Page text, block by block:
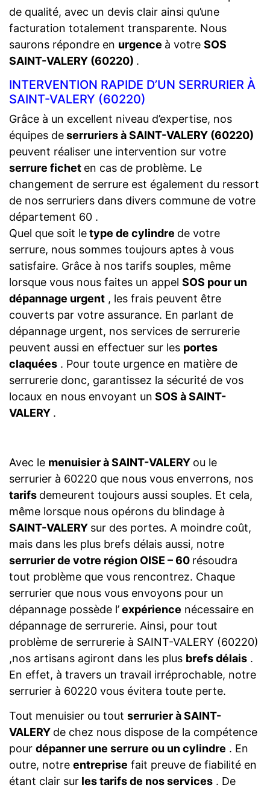
de qualité, avec un devis clair ainsi qu’une
facturation totalement transparente. Nous
saurons répondre en urgence à votre SOS
SAINT-VALERY (60220) .
INTERVENTION RAPIDE D’UN SERRURIER À
SAINT-VALERY (60220)
Grâce à un excellent niveau d’expertise, nos
équipes deserruriers à SAINT-VALERY (60220)
peuvent réaliser une intervention sur votre
serrure fichet en cas de problème. Le
changement de serrure est également du ressort
de nos serruriers dans divers commune de votre
département 60 .
Quel que soit letype de cylindre de votre
serrure, nous sommes toujours aptes à vous
satisfaire. Grâce à nos tarifs souples, même
lorsque vous nous faites un appel SOS pour un
dépannage urgent , les frais peuvent être
couverts par votre assurance. En parlant de
dépannage urgent, nos services de serrurerie
peuvent aussi en effectuer sur les portes
claquées . Pour toute urgence en matière de
serrurerie donc, garantissez la sécurité de vos
locaux en nous envoyant un SOS à SAINT-
VALERY .
Avec le menuisier à SAINT-VALERY ou le
serrurier à 60220 que nous vous enverrons, nos
tarifs demeurent toujours aussi souples. Et cela,
même lorsque nous opérons du blindage à
SAINT-VALERY sur des portes. A moindre coût,
mais dans les plus brefs délais aussi, notre
serrurier de votre région OISE – 60 résoudra
tout problème que vous rencontrez. Chaque
serrurier que nous vous envoyons pour un
dépannage possède l’expérience nécessaire en
dépannage de serrurerie. Ainsi, pour tout
problème de serrurerie à SAINT-VALERY (60220)
,nos artisans agiront dans les plus brefs délais .
En effet, à travers un travail irréprochable, notre
serrurier à 60220 vous évitera toute perte.
Tout menuisier ou tout serrurier à SAINT-
VALERY de chez nous dispose de la compétence
pour dépanner une serrure ou un cylindre . En
outre, notre entreprise fait preuve de fiabilité en
étant clair sur les tarifs de nos services . De